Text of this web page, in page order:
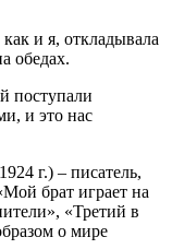
и я, откладывала
обедах.
поступали
и это нас
г.) – писатель,
брат играет на
«Третий в
о мире